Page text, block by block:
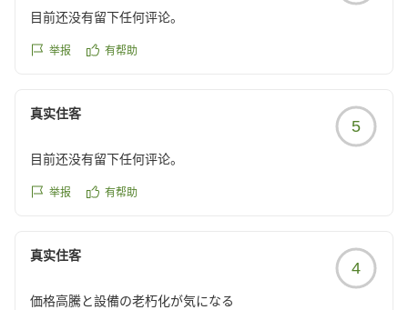
けるホテルを目指し、サービスの向上に努めてまいりま
目前还没有留下任何评论。
举报 有帮助
真实住客
5
目前还没有留下任何评论。
举报 有帮助
真实住客
4
価格高騰と設備の老朽化が気になる